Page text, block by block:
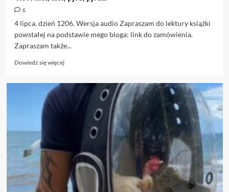
6
4 lipca, dzień 1206. Wersja audio Zapraszam do lektury książki
powstałej na podstawie mego bloga: link do zamówienia.
Zapraszam także...
Dowiedz się więcejDowiedz
o